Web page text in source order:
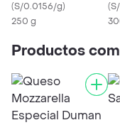
(S/0.0156/g)
250 g
(
Productos